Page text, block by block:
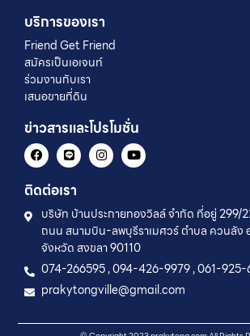
บริการของเรา
Friend Get Friend
สมัครเป็นเอเจนท์
ร่วมงานกับเรา
เสนอขายที่ดิน
ข่าวสารและโปรโมชั่น
ติดต่อเรา
บริษัท บ้านประกายทองวิลล์ จำกัด ที่อยู่ 299/
ถนน สนามบิน-ลพบุรีราเมศวร์ ตำบล ควนลัง
จังหวัด สงขลา 90110
074-266595 , 094-426-9979 , 061-
prakytongville@gmail.com